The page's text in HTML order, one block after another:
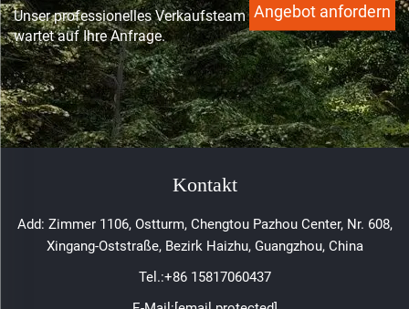
Unser professionelles Verkaufsteam
wartet auf Ihre Anfrage.
Angebot anfordern
Kontakt
Add: Zimmer 1106, Ostturm, Chengtou Pazhou Center, Nr. 608,
Xingang-Oststraße, Bezirk Haizhu, Guangzhou, China
Tel.:+86 15817060437